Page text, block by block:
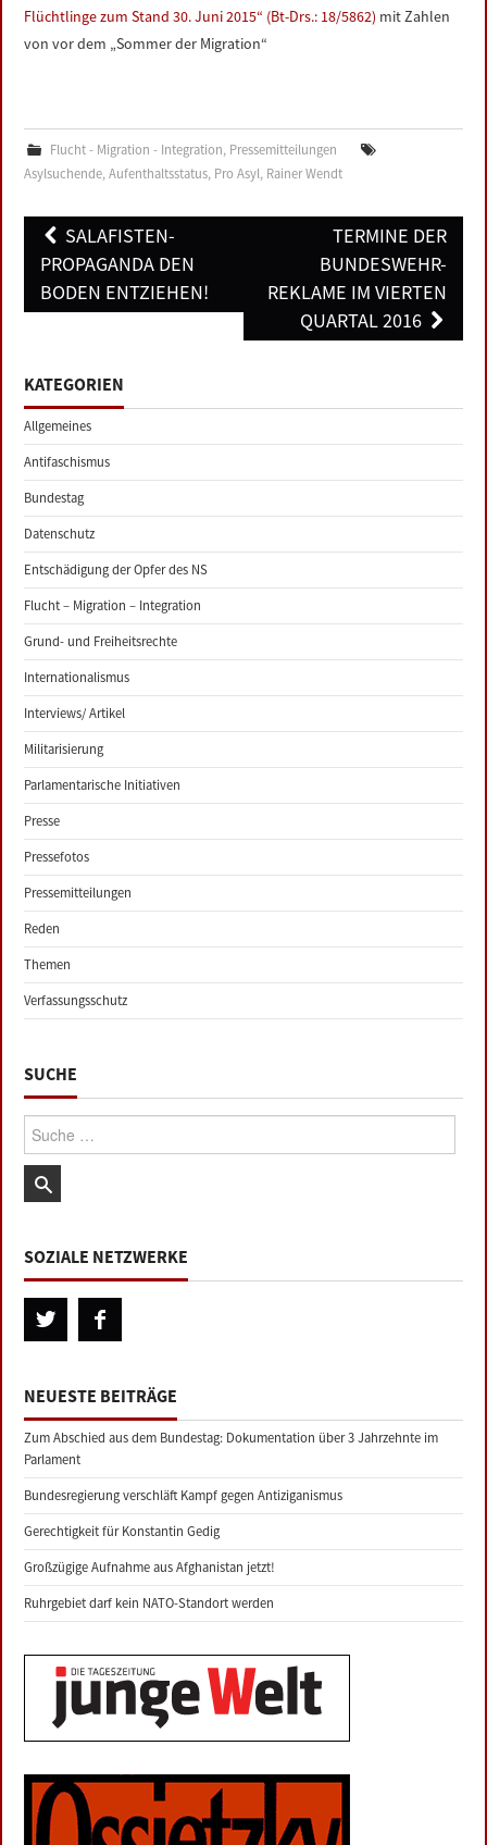
Flüchtlinge zum Stand 30. Juni 2015“ (Bt-Drs.: 18/5862) mit Zahlen
von vor dem „Sommer der Migration“
Flucht - Migration - Integration, Pressemitteilungen
Asylsuchende,Aufenthaltsstatus, Pro Asyl, Rainer Wendt
Post
navigation
SALAFISTEN-
PROPAGANDA DEN
BODEN ENTZIEHEN!
TERMINE DER
BUNDESWEHR-
REKLAME IM VIERTEN
QUARTAL 2016
KATEGORIEN
Allgemeines
Antifaschismus
Bundestag
Datenschutz
Entschädigung der Opfer des NS
Flucht – Migration – Integration
Grund- und Freiheitsrechte
Internationalismus
Interviews/ Artikel
Militarisierung
Parlamentarische Initiativen
Presse
Pressefotos
Pressemitteilungen
Reden
Themen
Verfassungsschutz
SUCHE
Suche:
SOZIALE NETZWERKE
NEUESTE BEITRÄGE
Zum Abschied aus dem Bundestag: Dokumentation über 3 Jahrzehnte im
Parlament
Bundesregierung verschläft Kampf gegen Antiziganismus
Gerechtigkeit für Konstantin Gedig
Großzügige Aufnahme aus Afghanistan jetzt!
Ruhrgebiet darf kein NATO-Standort werden